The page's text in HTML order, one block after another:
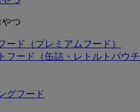
やつ
ード（プレミアムフード）
フード（缶詰・レトルトパウ
グフード